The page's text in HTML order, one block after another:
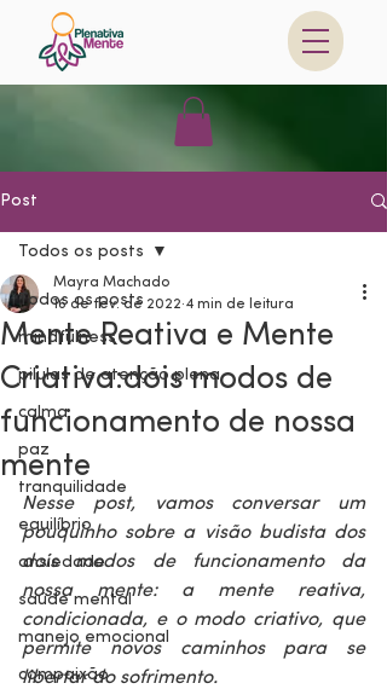
Post
Todos os posts
mindfulness
pilulas de atenção plena
calma
paz
tranquilidade
equilíbrio
ansiedade
saúde mental
manejo emocional
compaixão
Todos os posts
Mente Reativa e Mente
Criativa:dois modos de
funcionamento de nossa
mente
Mayra Machado
16 de fev. de 2022 4 min de leitura
Nesse post, vamos conversar um
pouquinho sobre a visão budista dos
dois modos de funcionamento da
nossa mente: a mente reativa,
condicionada, e o modo criativo, que
permite novos caminhos para se
libertar do sofrimento.